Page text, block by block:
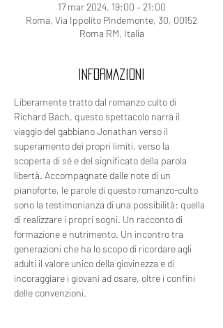
17 mar 2024, 19:00 – 21:00
Roma, Via Ippolito Pindemonte, 30, 00152
Roma RM, Italia
INFORMAZIONI
Liberamente tratto dal romanzo culto di
Richard Bach, questo spettacolo narra il
viaggio del gabbiano Jonathan verso il
superamento dei propri limiti, verso la
scoperta di sé e del significato della parola
libertà. Accompagnate dalle note di un
pianoforte, le parole di questo romanzo-culto
sono la testimonianza di una possibilità: quella
di realizzare i propri sogni. Un racconto di
formazione e nutrimento. Un incontro tra
generazioni che ha lo scopo di ricordare agli
adulti il valore unico della giovinezza e di
incoraggiare i giovani ad osare, oltre i confini
delle convenzioni.